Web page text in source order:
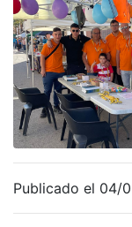
Publicado el 04/